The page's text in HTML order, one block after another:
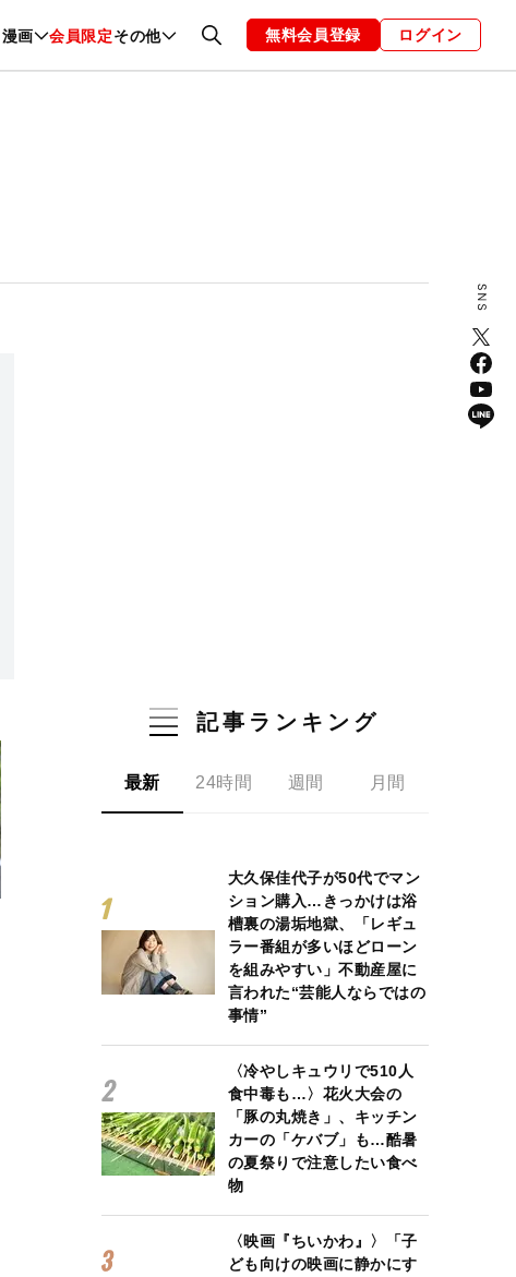
漫画 会員限定その他
ファッション 恋愛・結婚 編集部 お知らせ
無料会員登録 ログイン
記事ランキング
最新 24時間 週間 月間
大久保佳代子が50代でマン
ション購入…きっかけは浴
槽裏の湯垢地獄、「レギュ
ラー番組が多いほどローン
を組みやすい」不動産屋に
言われた“芸能人ならではの
事情”
〈冷やしキュウリで510人
食中毒も…〉花火大会の
「豚の丸焼き」、キッチン
カーの「ケバブ」も…酷暑
の夏祭りで注意したい食べ
物
〈映画『ちいかわ』〉「子
ども向けの映画に静かにす